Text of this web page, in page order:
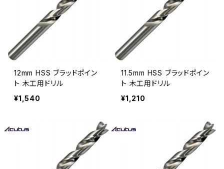
12mm HSS ブラッドポイン
ト 木工用ドリル
¥1,540
11.5mm HSS ブラッドポイン
ト 木工用ドリル
¥1,210